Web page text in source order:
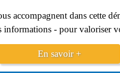
accompagnent dans cette
informations - pour valoriser
En savoir +